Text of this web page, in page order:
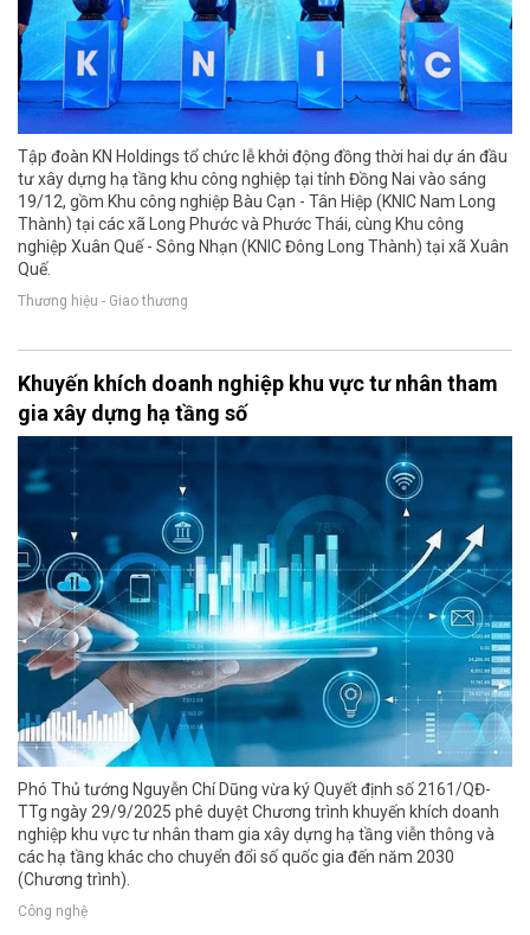
Tập đoàn KN Holdings tổ chức lễ khởi động đồng thời hai dự án đầu
tư xây dựng hạ tầng khu công nghiệp tại tỉnh Đồng Nai vào sáng
19/12, gồm Khu công nghiệp Bàu Cạn - Tân Hiệp (KNIC Nam Long
Thành) tại các xã Long Phước và Phước Thái, cùng Khu công
nghiệp Xuân Quế - Sông Nhạn (KNIC Đông Long Thành) tại xã Xuân
Quế.
Thương hiệu - Giao thương
Khuyến khích doanh nghiệp khu vực tư nhân tham
gia xây dựng hạ tầng số
Phó Thủ tướng Nguyễn Chí Dũng vừa ký Quyết định số 2161/QĐ-
TTg ngày 29/9/2025 phê duyệt Chương trình khuyến khích doanh
nghiệp khu vực tư nhân tham gia xây dựng hạ tầng viễn thông và
các hạ tầng khác cho chuyển đổi số quốc gia đến năm 2030
(Chương trình).
Công nghệ